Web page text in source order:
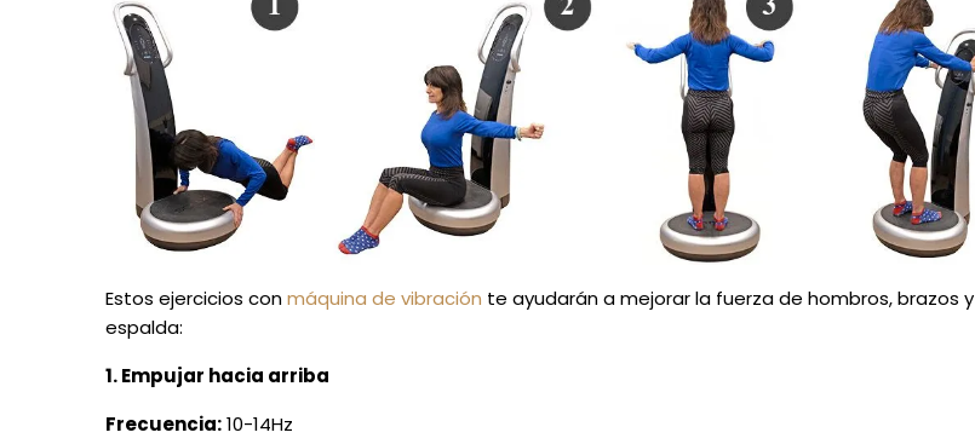
Estos ejercicios conmáquina de vibración te ayudarán a mejorar la fuerza de hombros, brazos y
espalda:
1. Empujar hacia arriba
Frecuencia:10-14Hz